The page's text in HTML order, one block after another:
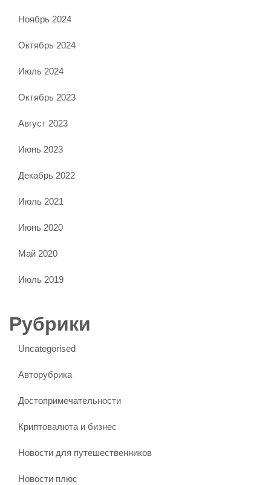
Ноябрь 2024
Октябрь 2024
Июль 2024
Октябрь 2023
Август 2023
Июнь 2023
Декабрь 2022
Июль 2021
Июнь 2020
Май 2020
Июль 2019
Рубрики
Uncategorised
Авторубрика
Достопримечательности
Криптовалюта и бизнес
Новости для путешественников
Новости плюс